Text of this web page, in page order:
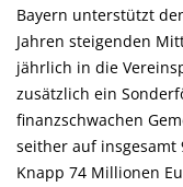
Bayern unterstützt
Jahren steigenden
jährlich in die
zusätzlich ein
finanzschwachen
seither auf insgesamt
Knapp 74 Millionen